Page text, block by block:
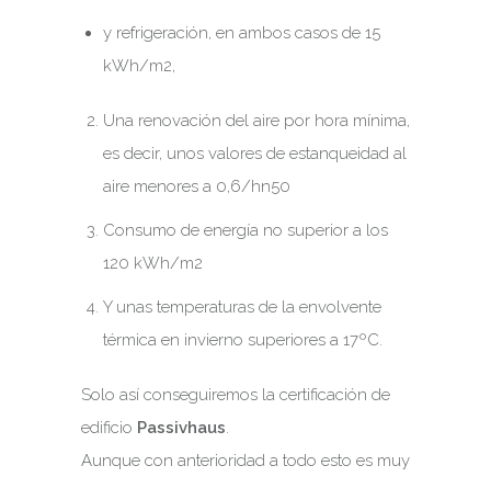
y refrigeración, en ambos casos de 15
kWh/m2,
Una renovación del aire por hora mínima,
es decir, unos valores de estanqueidad al
aire menores a 0,6/hn50
Consumo de energía no superior a los
120 kWh/m2
Y unas temperaturas de la envolvente
térmica en invierno superiores a 17ºC.
Solo así conseguiremos la certificación de
edificio Passivhaus.
Aunque con anterioridad a todo esto es muy